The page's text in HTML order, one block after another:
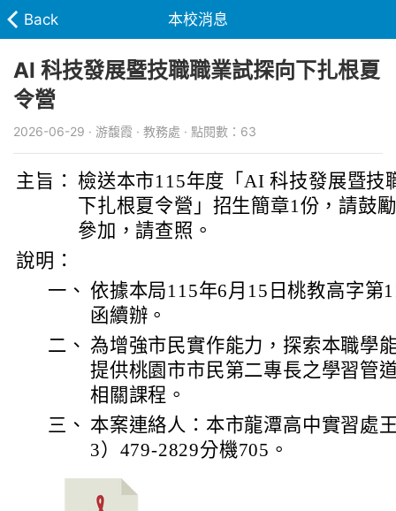
Back 本校消息
AI 科技發展暨技職職業試探向下扎根夏
令營
2026-06-29 · 游馥霞 · 教務處 · 點閱數：63
主旨： 檢送本市115年度「AI 科技發展暨技
下扎根夏令營」招生簡章1份，請鼓
參加，請查照。
說明：
一、 依據本局115年6月15日桃教高字第
函續辦。
二、 為增強市民實作能力，探索本職學
提供桃園市市民第二專長之學習管
相關課程。
三、 本案連絡人：本市龍潭高中實習處
3）479-2829分機705。